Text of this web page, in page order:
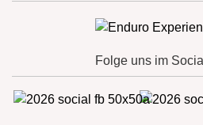
Folge uns im